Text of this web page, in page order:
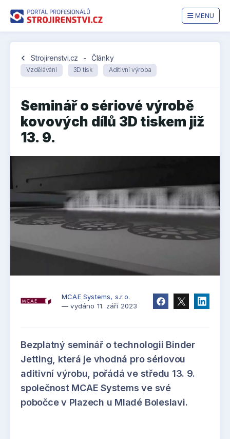
MENU
chevron_left Strojirenstvi.cz - Články
Vzdělávání 3D tisk Aditivní výroba
Seminář o sériové výrobě
kovových dílů 3D tiskem již
13. 9.
MCAE Systems, s.r.o.
— vydáno 11. září 2023
Bezplatný seminář o technologii Binder
Jetting, která je vhodná pro sériovou
aditivní výrobu, pořádá ve středu 13. 9.
společnost MCAE Systems ve své
pobočce v Plazech u Mladé Boleslavi.